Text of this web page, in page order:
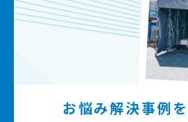
お悩み解決事例を